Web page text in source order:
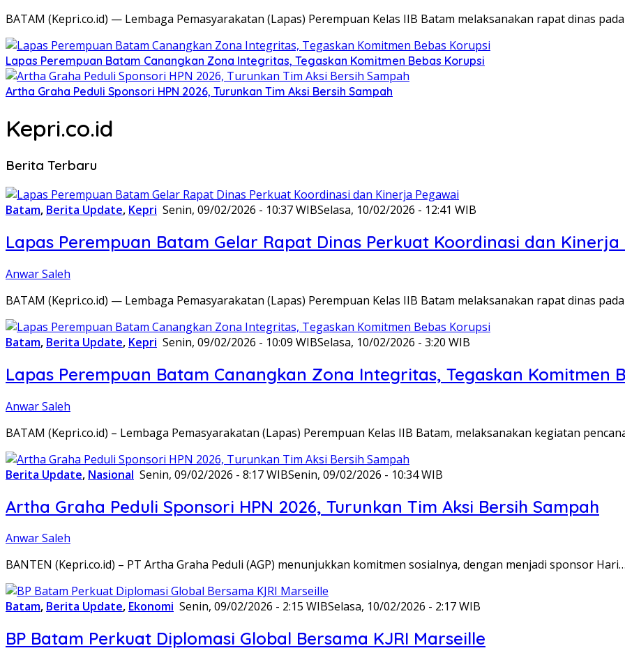
BATAM (Kepri.co.id) — Lembaga Pemasyarakatan (Lapas) Perempuan Kelas IIB Batam melaksanakan rapat dinas
Lapas Perempuan Batam Canangkan Zona Integritas, Tegaskan Komitmen Bebas Korupsi
Artha Graha Peduli Sponsori HPN 2026, Turunkan Tim Aksi Bersih Sampah
Kepri.co.id
Berita Terbaru
Batam, Berita Update, Kepri Senin, 09/02/2026 - 10:37 WIBSelasa, 10/02/2026 - 12:41 WIB
Lapas Perempuan Batam Gelar Rapat Dinas Perkuat Koordinasi dan Kinerja
Anwar Saleh
BATAM (Kepri.co.id) — Lembaga Pemasyarakatan (Lapas) Perempuan Kelas IIB Batam melaksanakan rapat dinas
Batam, Berita Update, Kepri Senin, 09/02/2026 - 10:09 WIBSelasa, 10/02/2026 - 3:20 WIB
Lapas Perempuan Batam Canangkan Zona Integritas, Tegaskan Komitmen
Anwar Saleh
BATAM (Kepri.co.id) – Lembaga Pemasyarakatan (Lapas) Perempuan Kelas IIB Batam, melaksanakan kegiatan
Berita Update, Nasional Senin, 09/02/2026 - 8:17 WIBSenin, 09/02/2026 - 10:34 WIB
Artha Graha Peduli Sponsori HPN 2026, Turunkan Tim Aksi Bersih Sampah
Anwar Saleh
BANTEN (Kepri.co.id) – PT Artha Graha Peduli (AGP) menunjukkan komitmen sosialnya, dengan menjadi sponsor Hari…
Batam, Berita Update, Ekonomi Senin, 09/02/2026 - 2:15 WIBSelasa, 10/02/2026 - 2:17 WIB
BP Batam Perkuat Diplomasi Global Bersama KJRI Marseille